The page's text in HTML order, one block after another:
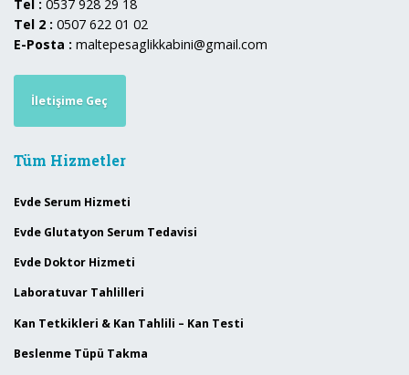
Tel : 0537 928 29 18
Tel 2 : 0507 622 01 02
E-Posta : maltepesaglikkabini@gmail.com
İletişime Geç
Tüm Hizmetler
Evde Serum Hizmeti
Evde Glutatyon Serum Tedavisi
Evde Doktor Hizmeti
Laboratuvar Tahlilleri
Kan Tetkikleri & Kan Tahlili – Kan Testi
Beslenme Tüpü Takma